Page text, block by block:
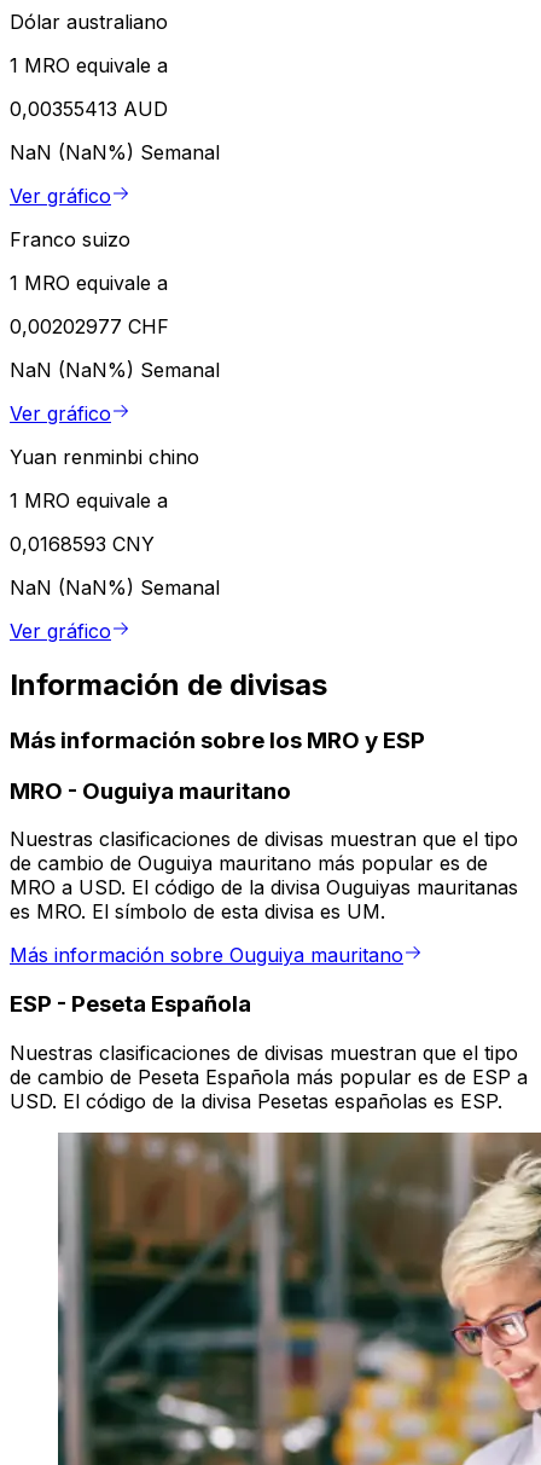
Dólar australiano
1 MRO equivale a
0,00355413 AUD
NaN (NaN%) Semanal
Ver gráfico
Franco suizo
1 MRO equivale a
0,00202977 CHF
NaN (NaN%) Semanal
Ver gráfico
Yuan renminbi chino
1 MRO equivale a
0,0168593 CNY
NaN (NaN%) Semanal
Ver gráfico
Información de divisas
Más información sobre los MRO y ESP
MRO - Ouguiya mauritano
Nuestras clasificaciones de divisas muestran que el tipo
de cambio de Ouguiya mauritano más popular es de
MRO a USD. El código de la divisa Ouguiyas mauritanas
es MRO. El símbolo de esta divisa es UM.
Más información sobre Ouguiya mauritano
ESP - Peseta Española
Nuestras clasificaciones de divisas muestran que el tipo
de cambio de Peseta Española más popular es de ESP a
USD. El código de la divisa Pesetas españolas es ESP.